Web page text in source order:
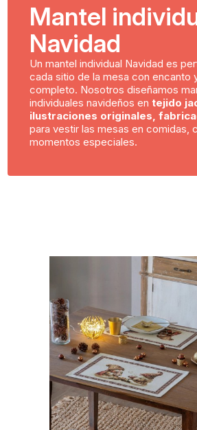
Mantel
Navidad
Un mantel individual Navidad es
cada sitio de la mesa con encanto
completo. Nosotros diseñamos
individuales navideños en tejido
ilustraciones originales,
para vestir las mesas en comidas,
momentos especiales.